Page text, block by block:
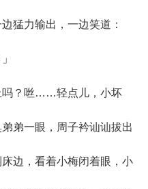
猛力输出，一边笑道：
？咝……轻点儿，小坏
弟一眼，周子衿讪讪拔出
边，看着小梅闭着眼，小